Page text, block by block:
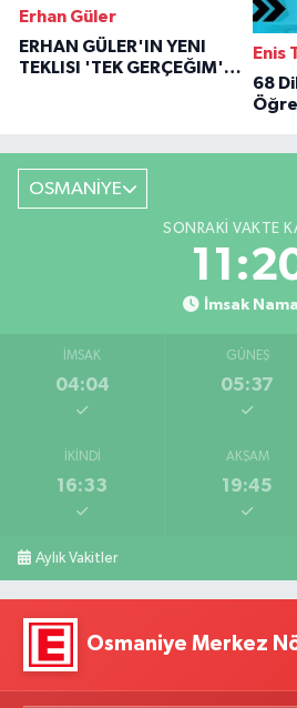
Erhan Güler
ERHAN GÜLER'IN YENI
TEKLISI 'TEK GERÇEĞIM'LE
Enis
68
OSMANİYE
SONRAKI VAKTE
İmsak
İMSAK
04:04
GÜNEŞ
05:37
İKINDI
16:33
AKŞAM
19:45
Aylık Vakitler
Osmaniye Merkez